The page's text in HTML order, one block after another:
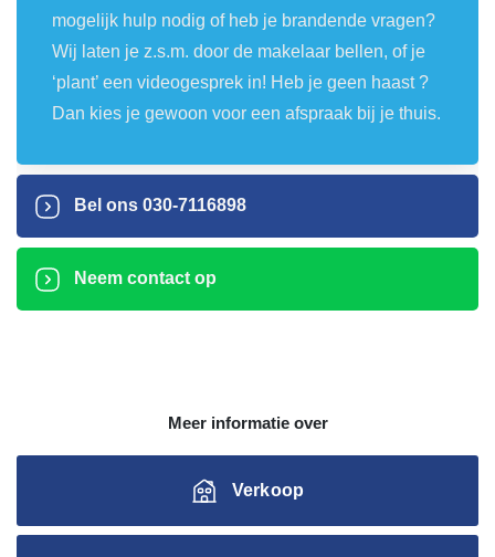
mogelijk hulp nodig of heb je brandende vragen?
Wij laten je z.s.m. door de makelaar bellen, of je
‘plant’ een videogesprek in! Heb je geen haast ?
Dan kies je gewoon voor een afspraak bij je thuis.
Bel ons 030-7116898
Neem contact op
Meer informatie over
Verkoop